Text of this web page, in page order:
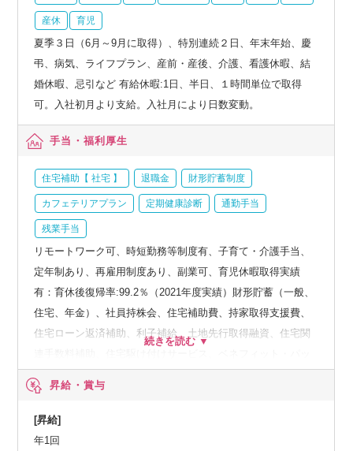
産休 育児
夏季３日（6月～9月に取得）、特別連続２日、年末年始、慶
弔、病気、ライフプラン、産前・産後、介護、看護休暇、結
婚休暇、忌引など 有給休暇:1日、半日、１時間単位で取得
可。入社初月より支給。入社月により日数変動。
手当・福利厚生
住宅補助【 社宅 】 退職金 財形貯蓄制度
カフェテリアプラン 定期健康診断 通勤手当
残業手当
リモートワーク可、時短勤務等制度有、子育て・介護手当、
定年制あり、再雇用制度あり、副業可、育児休暇取得実績
有：育休後復帰率:99.2％（2021年度実績）財形貯蓄（一般、
住宅、年金）、社員持株会、住宅補助費、持家取得支援費、
住宅ローン返済補助、利子補給、土地先行取得融資、住宅関
介護支援サービス、結婚祝い金、弔慰料、災害見舞金など、
社員食堂、企業年金（企業年金基金、確定拠出年金）、電気
通信共済会(個人年金、遺児育英基金)
昇給・賞与
[昇給]
年1回